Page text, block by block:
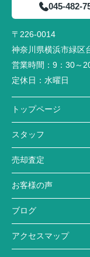
045-482-
〒226-0014
神奈川県横浜市緑区
営業時間： 9：30～
定休日： 水曜日
トップページ
スタッフ
売却査定
お客様の声
ブログ
アクセスマップ